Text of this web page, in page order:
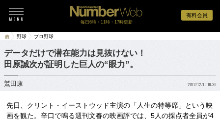
有料会員
毎日6時・11時・17時更新
野球 プロ野球
データだけで潜在能力は見抜けない！
田原誠次が証明した巨人の“眼力”。
鷲田康 2012/12/10 10:30
先日、クリント・イーストウッド主演の「人生の特等席」という映
画を観た。辛口で鳴る週刊文春の映画評では、5人の採点者全員が4